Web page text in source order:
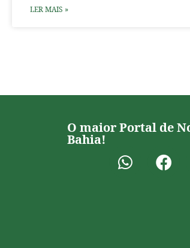
LER MAIS »
O maior Portal de
Bahia!